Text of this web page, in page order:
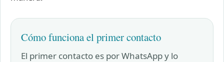
Cómo funciona el primer contacto
El primer contacto es por WhatsApp y lo